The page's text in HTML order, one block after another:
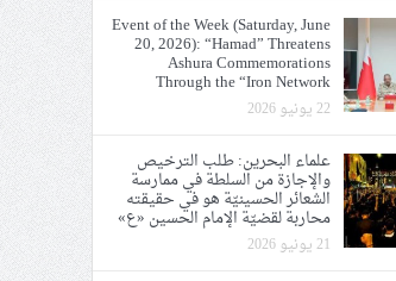
Event of the Week (Saturday, June
20, 2026): “Hamad” Threatens
Ashura Commemorations
Through the “Iron Network
22 يونيو 2026
علماء البحرين: طلب الترخيص
والإجازة من السلطة في ممارسة
الشعائر الحسينيّة هو في حقيقته
محاربة لقضيّة الإمام الحسين «ع»
21 يونيو 2026